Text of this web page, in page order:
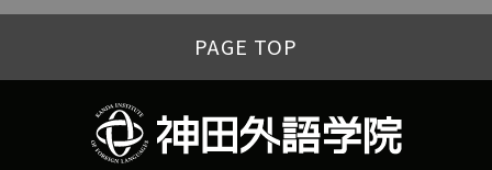
PAGE TOP